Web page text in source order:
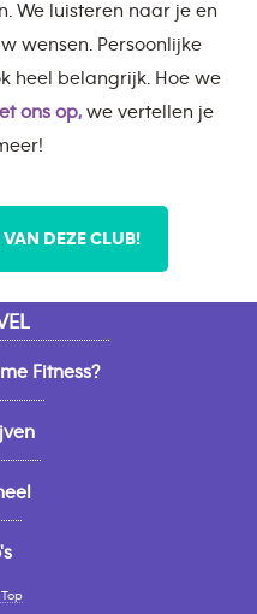
We luisteren naar je en
wensen. Persoonlijke
heel belangrijk. Hoe we
ons op, we vertellen je
VAN DEZE CLUB!
Fitness?